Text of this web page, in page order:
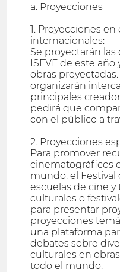
a. Proyecciones
1. Proyecciones
internacionales:
Se proyectarán
ISFVF de este
obras
organizarán
principales
pedirá que
con el público a
2. Proyecciones
Para promover
cinematográficos
mundo, el Festival
escuelas de cine
culturales o
para presentar
proyecciones
una plataforma
debates sobre
culturales en
todo el mundo.